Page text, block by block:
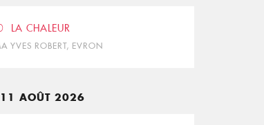
LA CHALEUR
YVES ROBERT, EVRON
AOÛT 2026